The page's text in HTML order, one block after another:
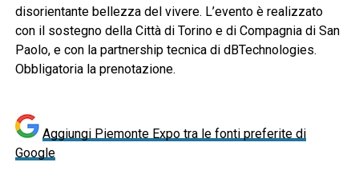
disorientante bellezza del vivere. L’evento è realizzato
con il sostegno della Città di Torino e di Compagnia di San
Paolo, e con la partnership tecnica di dBTechnologies.
Obbligatoria la prenotazione.
Aggiungi Piemonte Expo tra le fonti preferite di
Google